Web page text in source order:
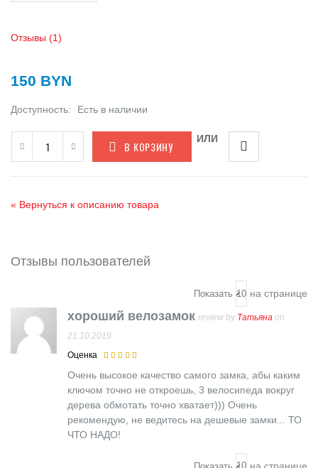
Отзывы (1)
150 BYN
Доступность: Есть в наличии
В КОРЗИНУ
ИЛИ
« Вернуться к описанию товара
Отзывы пользователей
Показать на странице
хороший велозамок review by Татьяна on
21.10.2019
Оценка
Очень высокое качество самого замка, абы каким
ключом точно не откроешь, 3 велосипеда вокруг
дерева обмотать точно хватает))) Очень
рекомендую, не ведитесь на дешевые замки... ТО
ЧТО НАДО!
на странице